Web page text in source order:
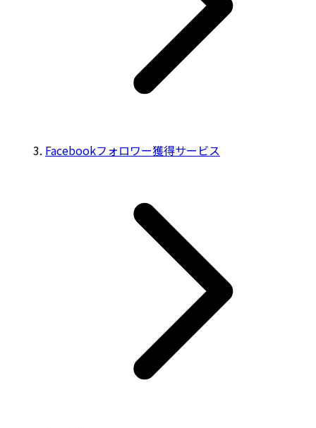
Facebookフォロワー獲得サービス